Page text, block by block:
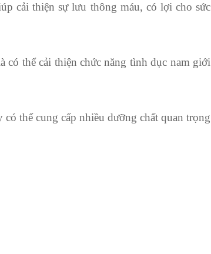
cải thiện sự lưu thông máu, có lợi cho sức
có thể cải thiện chức năng tình dục nam giới
thể cung cấp nhiều dưỡng chất quan trọng